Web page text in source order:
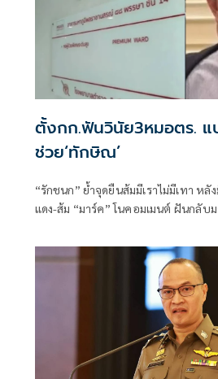
ตั้งกก.ฟันวินัย3หมอตร. แ
ช่วย‘ทักษิณ’
“รักชนก” ย้ำจุดยืนส้มมีเราไม่มีเทา หลั
แดง-ส้ม “มาร์ค” โนคอมเมนต์ ฝันกลับ